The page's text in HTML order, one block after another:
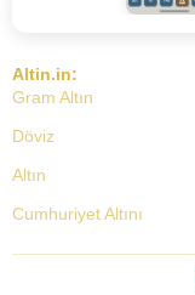
Altin.in:
Gram Altın
Döviz
Altın
Cumhuriyet Altını
Dolar Kuru